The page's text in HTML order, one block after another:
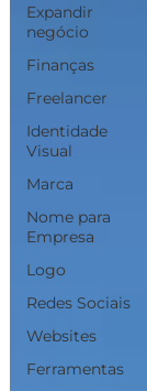
Expandir
negócio
Finanças
Freelancer
Identidade
Visual
Marca
Nome para
Empresa
Logo
Redes Sociais
Websites
Ferramentas